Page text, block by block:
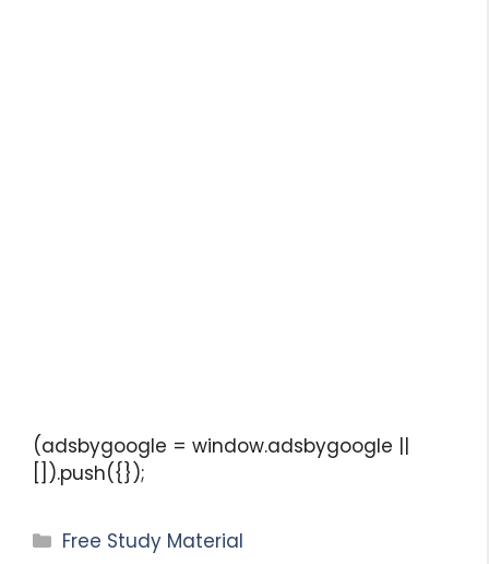
(adsbygoogle = window.adsbygoogle ||
[]).push({});
Free Study Material